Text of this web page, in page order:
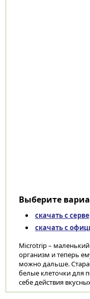
Выберите
скачать с
скачать с
Microtrip –
организм и теперь
можно дальше.
белые клеточки для
себе действия